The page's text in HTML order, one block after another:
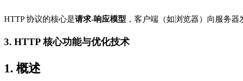
HTTP 协议的核心是请求-响应模型 ，客户端（如浏览器）向服务
3. HTTP 核心功能与优化技术
1. 概述